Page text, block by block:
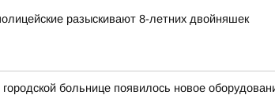
разыскивают 8-летних двойняшек
городской больнице появилось новое